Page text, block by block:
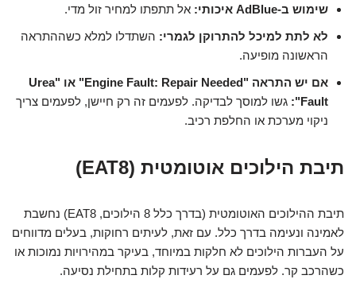
שימוש ב-AdBlue איכותי:
אל תתפתו למחיר זול מדי.
לא לתת למיכל להתרוקן לגמרי: השתדלו למלא כשההתראה
הראשונה מופיעה.
אם יש התראה "Engine Fault: Repair Needed" או "Urea
Fault":
גשו למוסך לבדיקה. לפעמים זה רק חיישן, לפעמים צריך
ניקוי מערכת או החלפת רכיב.
תיבת הילוכים אוטומטית (EAT8)
תיבת ההילוכים האוטומטית (בדרך כלל 8 הילוכים, EAT8) נחשבת
לאמינה ונעימה בדרך כלל. עם זאת, לעיתים רחוקות, בעלים מדווחים
על העברות הילוכים לא חלקות במיוחד, בעיקר במהירויות נמוכות או
כשהרכב קר. לפעמים גם על רעידות קלות בתחילת נסיעה.